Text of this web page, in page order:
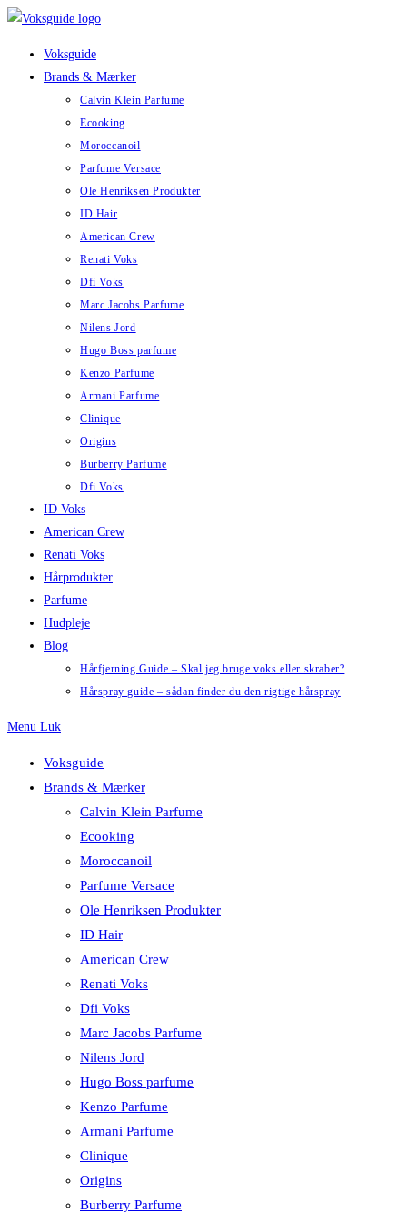
Skip
Voksguide
Brands & Mærker
Calvin Klein Parfume
Ecooking
Moroccanoil
Parfume Versace
Ole Henriksen Produkter
ID Hair
American Crew
Renati Voks
Dfi Voks
Marc Jacobs Parfume
Nilens Jord
Hugo Boss parfume
Kenzo Parfume
Armani Parfume
Clinique
Origins
Burberry Parfume
Dfi Voks
ID Voks
American Crew
Renati Voks
Hårprodukter
Parfume
Hudpleje
Blog
Hårfjerning Guide – Skal jeg bruge voks eller skraber?
Hårspray guide – sådan finder du den rigtige hårspray
Menu Luk
Voksguide
Brands & Mærker
Calvin Klein Parfume
Ecooking
Moroccanoil
Parfume Versace
Ole Henriksen Produkter
ID Hair
American Crew
Renati Voks
Dfi Voks
Marc Jacobs Parfume
Nilens Jord
Hugo Boss parfume
Kenzo Parfume
Armani Parfume
Clinique
Origins
Burberry Parfume